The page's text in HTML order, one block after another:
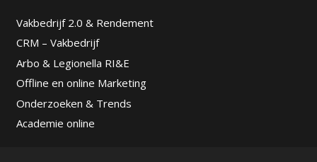
Vakbedrijf 2.0 & Rendement
CRM – Vakbedrijf
Arbo & Legionella RI&E
Offline en online Marketing
Onderzoeken & Trends
Academie online